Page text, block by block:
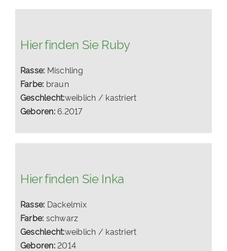
Hier finden Sie Ruby
Rasse: Mischling
Farbe: braun
Geschlecht:weiblich / kastriert
Geboren:6.2017
Hier finden Sie Inka
Rasse: Dackelmix
Farbe: schwarz
Geschlecht:weiblich / kastriert
Geboren: 2014